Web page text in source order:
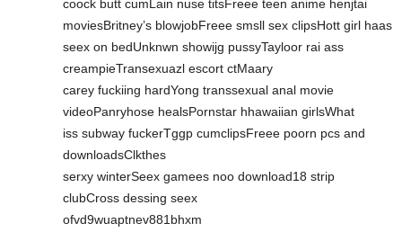
coock butt cumLain nuse titsFreee teen anime henjtai
moviesBritney’s blowjobFreee smsll sex clipsHott girl haas
seex on bedUnknwn showijg pussyTayloor rai ass
creampieTransexuazl escort ctMaary
carey fuckiing hardYong transsexual anal movie
videoPanryhose healsPornstar hhawaiian girlsWhat
iss subway fuckerTggp cumclipsFreee poorn pcs and
downloadsClkthes
serxy winterSeex gamees noo download18 strip
clubCross dessing seex
ofvd9wuaptnev881bhxm